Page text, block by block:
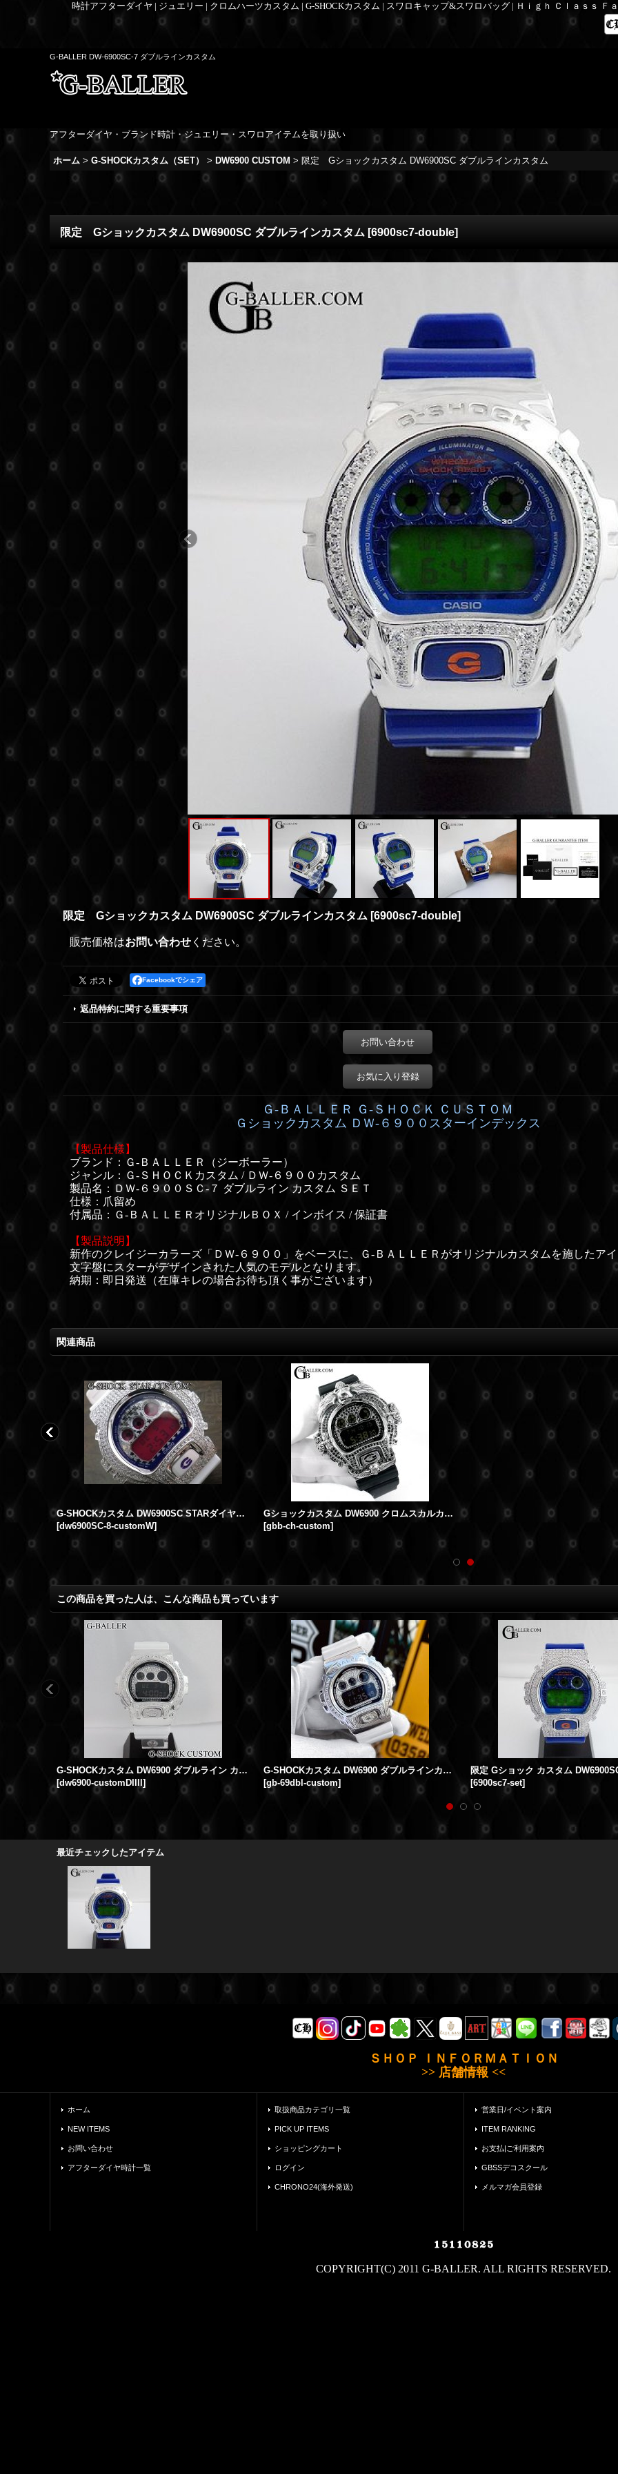
時計アフターダイヤ | ジュエリー | クロムハーツカスタム | G-SHOCKカスタム | スワロキャップ&スワロバッグ | Ｈｉｇｈ Ｃｌａｓｓ
G-BALLER DW-6900SC-7 ダブルラインカスタム
アフターダイヤ・ブランド時計・ジュエリー・スワロアイテムを取り扱い
ホーム > G-SHOCKカスタム（SET） > DW6900 CUSTOM > 限定 Gショックカスタム DW6900SC ダブルラインカスタム
限定 Gショックカスタム DW6900SC ダブルラインカスタム [6900sc7-double]
限定 Gショックカスタム DW6900SC ダブルラインカスタム [6900sc7-double]
販売価格はお問い合わせ ください。
Facebookでシェア
返品特約に関する重要事項
お問い合わせ
お気に入り登録
Ｇ-ＢＡＬＬＥＲ Ｇ-ＳＨＯＣＫ ＣＵＳＴＯＭ
Ｇショックカスタム ＤＷ-６９００スターインデックス
【製品仕様】
ブランド：Ｇ-ＢＡＬＬＥＲ（ジーボーラー）
ジャンル：Ｇ-ＳＨＯＣＫカスタム / ＤＷ-６９００カスタム
製品名：ＤＷ-６９００ＳＣ-７ ダブルライン カスタム ＳＥＴ
仕様： 爪留め
付属品：Ｇ-ＢＡＬＬＥＲオリジナルＢＯＸ / インボイス / 保証書
【製品説明】
新作のクレイジーカラーズ「ＤＷ-６９００」をベースに、Ｇ-ＢＡＬＬＥＲがオリジナルカスタムを施したア
文字盤にスターがデザインされた人気のモデルとなります。
納期：即日発送（在庫キレの場合お待ち頂く事がございます）
関連商品
G-SHOCKカスタム DW6900SC STARダイヤル カスタム限定
[dw6900SC-8-customW]
Gショックカスタム DW6900 クロムスカルカスタム フルカスタム
[gbb-ch-custom]
この商品を買った人は、こんな商品も買っています
G-SHOCKカスタム DW6900 ダブルライン カスタムオーダー
[dw6900-customDIIII ]
G-SHOCKカスタム DW6900 ダブルラインカスタム
[gb-69dbl-custom] [6900sc7-set]
最近チェックしたアイテム
ＳＨＯＰ ＩＮＦＯＲＭＡＴＩＯＮ
>> 店舗情報 <<
ホーム
NEW ITEMS
お問い合わせ
アフターダイヤ時計一覧
取扱商品カテゴリ一覧
PICK UP ITEMS
ショッピングカート
ログイン
CHRONO24(海外発送)
営業日/イベント案内
ITEM RANKING
お支払|ご利用案内
GBSSデコスクール
メルマガ会員登録
COPYRIGHT(C) 2011 G-BALLER. ALL RIGHTS RESERVED.